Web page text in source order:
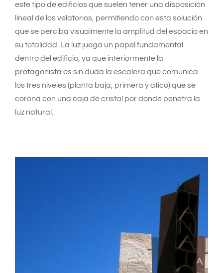
este tipo de edificios que suelen tener una disposición
lineal de los velatorios, permitiendo con esta solución
que se perciba visualmente la amplitud del espacio en
su totalidad. La luz juega un papel fundamental
dentro del edificio, ya que interiormente la
protagonista es sin duda la escalera que comunica
los tres niveles (planta baja, primera y ático) que se
corona con una caja de cristal por donde penetra la
luz natural.